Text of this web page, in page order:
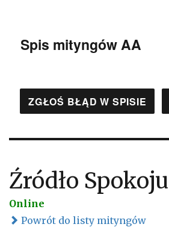
Spis mityngów AA
ZGŁOŚ BŁĄD W SPISIE
Źródło Spokoju
Online
Powrót do listy mityngów